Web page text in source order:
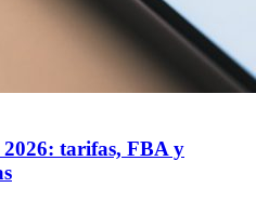
2026: tarifas, FBA y